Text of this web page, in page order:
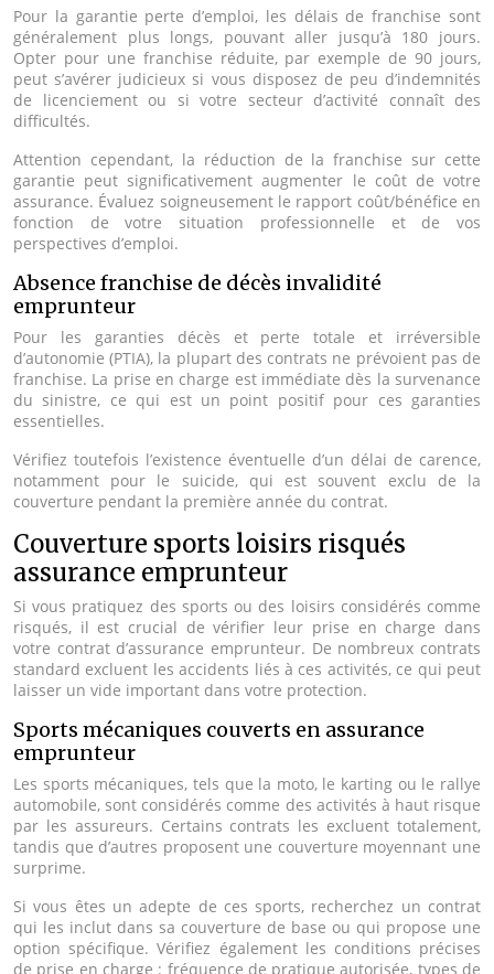
Pour la garantie perte d’emploi, les délais de franchise sont
généralement plus longs, pouvant aller jusqu’à 180 jours.
Opter pour une franchise réduite, par exemple de 90 jours,
peut s’avérer judicieux si vous disposez de peu d’indemnités
de licenciement ou si votre secteur d’activité connaît des
difficultés.
Attention cependant, la réduction de la franchise sur cette
garantie peut significativement augmenter le coût de votre
assurance. Évaluez soigneusement le rapport coût/bénéfice en
fonction de votre situation professionnelle et de vos
perspectives d’emploi.
Absence franchise de décès invalidité
emprunteur
Pour les garanties décès et perte totale et irréversible
d’autonomie (PTIA), la plupart des contrats ne prévoient pas de
franchise. La prise en charge est immédiate dès la survenance
du sinistre, ce qui est un point positif pour ces garanties
essentielles.
Vérifiez toutefois l’existence éventuelle d’un délai de carence,
notamment pour le suicide, qui est souvent exclu de la
couverture pendant la première année du contrat.
Couverture sports loisirs risqués
assurance emprunteur
Si vous pratiquez des sports ou des loisirs considérés comme
risqués, il est crucial de vérifier leur prise en charge dans
votre contrat d’assurance emprunteur. De nombreux contrats
standard excluent les accidents liés à ces activités, ce qui peut
laisser un vide important dans votre protection.
Sports mécaniques couverts en assurance
emprunteur
Les sports mécaniques, tels que la moto, le karting ou le rallye
automobile, sont considérés comme des activités à haut risque
par les assureurs. Certains contrats les excluent totalement,
tandis que d’autres proposent une couverture moyennant une
surprime.
Si vous êtes un adepte de ces sports, recherchez un contrat
qui les inclut dans sa couverture de base ou qui propose une
option spécifique. Vérifiez également les conditions précises
de prise en charge : fréquence de pratique autorisée, types de